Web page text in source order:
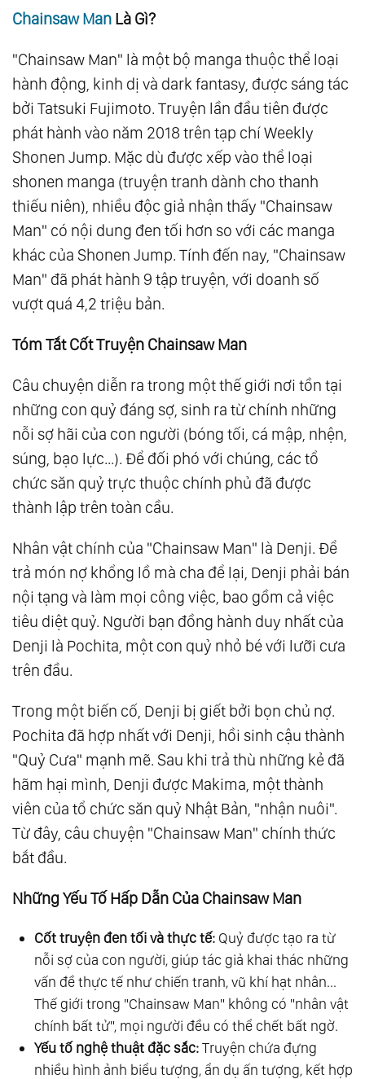
Chainsaw Man Là Gì?
"Chainsaw Man" là một bộ manga thuộc thể loại
hành động, kinh dị và dark fantasy, được sáng tác
bởi Tatsuki Fujimoto. Truyện lần đầu tiên được
phát hành vào năm 2018 trên tạp chí Weekly
Shonen Jump. Mặc dù được xếp vào thể loại
shonen manga (truyện tranh dành cho thanh
thiếu niên), nhiều độc giả nhận thấy "Chainsaw
Man" có nội dung đen tối hơn so với các manga
khác của Shonen Jump. Tính đến nay, "Chainsaw
Man" đã phát hành 9 tập truyện, với doanh số
vượt quá 4,2 triệu bản.
Tóm Tắt Cốt Truyện Chainsaw Man
Câu chuyện diễn ra trong một thế giới nơi tồn tại
những con quỷ đáng sợ, sinh ra từ chính những
nỗi sợ hãi của con người (bóng tối, cá mập, nhện,
súng, bạo lực...). Để đối phó với chúng, các tổ
chức săn quỷ trực thuộc chính phủ đã được
thành lập trên toàn cầu.
Nhân vật chính của "Chainsaw Man" là Denji. Để
trả món nợ khổng lồ mà cha để lại, Denji phải bán
nội tạng và làm mọi công việc, bao gồm cả việc
tiêu diệt quỷ. Người bạn đồng hành duy nhất của
Denji là Pochita, một con quỷ nhỏ bé với lưỡi cưa
trên đầu.
Trong một biến cố, Denji bị giết bởi bọn chủ nợ.
Pochita đã hợp nhất với Denji, hồi sinh cậu thành
"Quỷ Cưa" mạnh mẽ. Sau khi trả thù những kẻ đã
hãm hại mình, Denji được Makima, một thành
viên của tổ chức săn quỷ Nhật Bản, "nhận nuôi".
Từ đây, câu chuyện "Chainsaw Man" chính thức
bắt đầu.
Những Yếu Tố Hấp Dẫn Của Chainsaw Man
Cốt truyện đen tối và thực tế: Quỷ được tạo ra từ
nỗi sợ của con người, giúp tác giả khai thác những
vấn đề thực tế như chiến tranh, vũ khí hạt nhân...
Thế giới trong "Chainsaw Man" không có "nhân vật
chính bất tử", mọi người đều có thể chết bất ngờ.
Yếu tố nghệ thuật đặc sắc:Truyện chứa đựng
nhiều hình ảnh biểu tượng, ẩn dụ ấn tượng, kết hợp